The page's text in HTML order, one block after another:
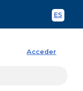
ES
Acceder